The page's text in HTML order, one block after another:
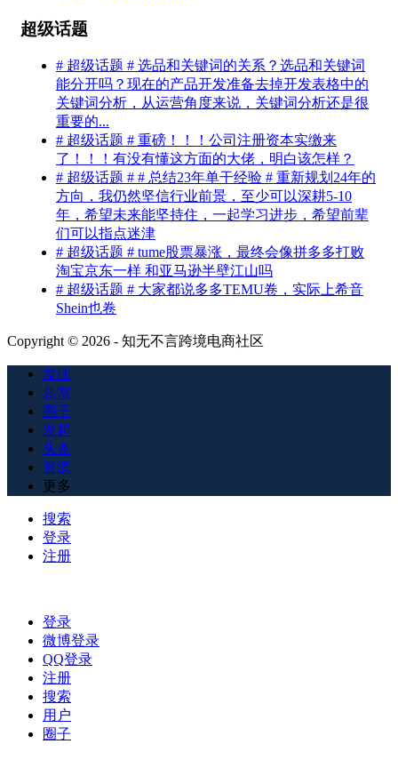
超级话题
# 超级话题 # 选品和关键词的关系？选品和关键词
能分开吗？现在的产品开发准备去掉开发表格中的
关键词分析，从运营角度来说，关键词分析还是很
重要的...
# 超级话题 # 重磅！！！公司注册资本实缴来
了！！！有没有懂这方面的大佬，明白该怎样？
# 超级话题 # # 总结23年单干经验 # 重新规划24年的
方向，我仍然坚信行业前景，至少可以深耕5-10
年，希望未来能坚持住，一起学习进步，希望前辈
们可以指点迷津
# 超级话题 # tume股票暴涨，最终会像拼多多打败
淘宝京东一样 和亚马逊半壁江山吗
# 超级话题 # 大家都说多多TEMU卷，实际上希音
Shein也卷
Copyright © 2026 - 知无不言跨境电商社区
发现
悬赏
圈子
发起
头条
资源
更多
搜索
登录
注册
登录
微博登录
QQ登录
注册
搜索
用户
圈子